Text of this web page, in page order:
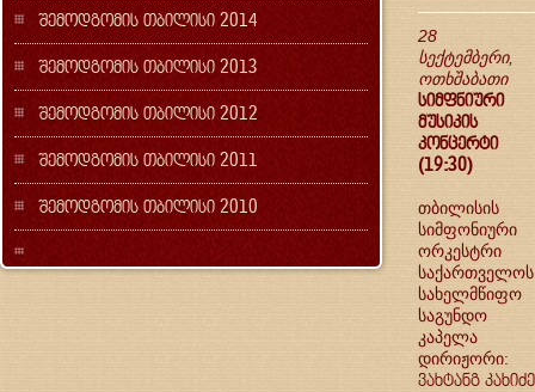
შემოდგომის თბილისი 2014
შემოდგომის თბილისი 2013
შემოდგომის თბილისი 2012
შემოდგომის თბილისი 2011
შემოდგომის თბილისი 2010
28
სექტემბერი,
ოთხშაბათი
სიმფნიური
მუსიკის
კონცერტი
(19:30)
თბილისის
სიმფონიური
ორკესტრი
საქართველოს
სახელმწიფო
საგუნდო
კაპელა
დირიჟორი:
ვახტანგ კახიძე